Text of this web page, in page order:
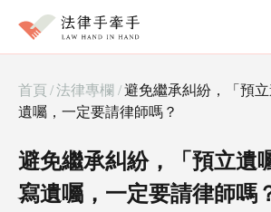
服務項目
家事糾紛顧問
律師團隊
成功案例
常見問題
首頁 /法律專欄 / 避免繼承糾紛，「預
遺囑，一定要請律師嗎？
避免繼承糾紛，「預立遺
寫遺囑，一定要請律師嗎